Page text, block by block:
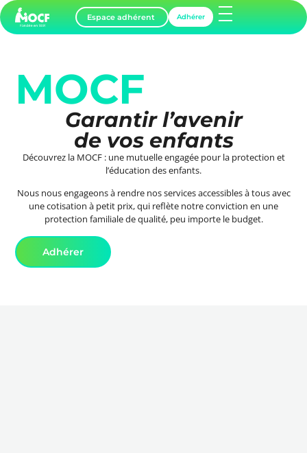
Espace adhérent Adhérer
MOCF
Garantir l’avenir
de vos enfants
Découvrez la MOCF : une mutuelle engagée pour la protection et
l’éducation des enfants.
Nous nous engageons à rendre nos services accessibles à tous avec
une cotisation à petit prix, qui reflète notre conviction en une
protection familiale de qualité, peu importe le budget.
Adhérer